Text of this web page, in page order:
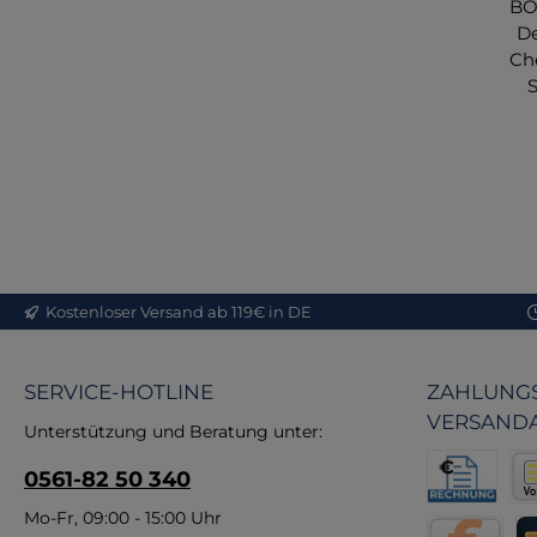
Kostenloser Versand ab 119€ in DE
SERVICE-HOTLINE
Unterstützung und Beratung unter:
0561-82 50 340
Mo-Fr, 09:00 - 15:00 Uhr Rechnung